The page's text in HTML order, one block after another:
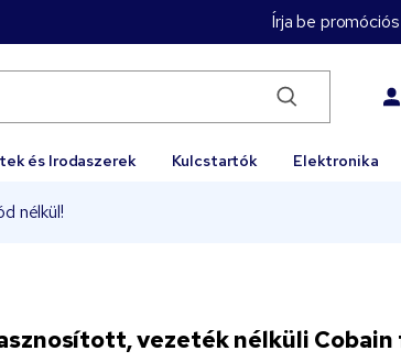
Írja be
és Irodaszerek Kulcstartók Elektronika
nélkül!
vezeték nélküli